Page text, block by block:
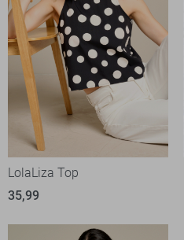
LolaLiza Top
35,99